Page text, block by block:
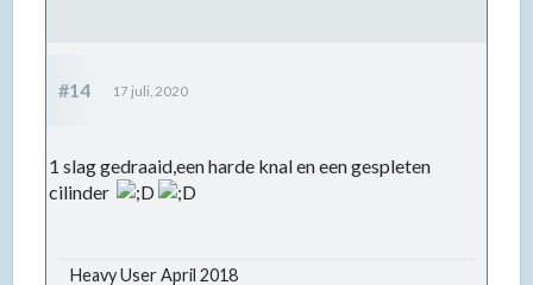
#14 17 juli, 2020
1 slag gedraaid,een harde knal en een gespleten
cilinder
Heavy User April 2018